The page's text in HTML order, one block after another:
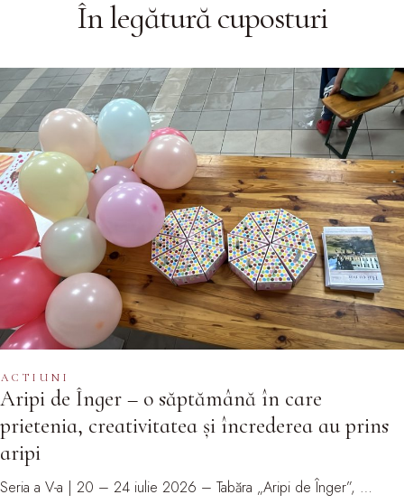
În legătură cuposturi
ACTIUNI
Aripi de Înger – o săptămână în care
prietenia, creativitatea și încrederea au prins
aripi
Seria a V-a | 20 – 24 iulie 2026 – Tabăra „Aripi de Înger”, …